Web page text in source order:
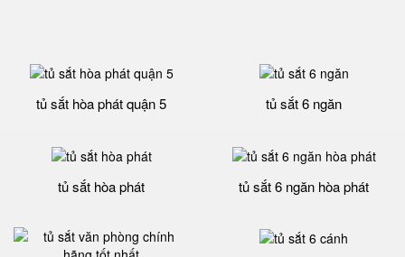
tủ sắt hòa phát quận 5 tủ sắt 6 ngăn
tủ sắt hòa phát tủ sắt 6 ngăn hòa phát